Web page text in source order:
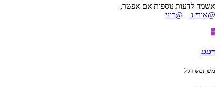
אשמח לדעות נוספות אם אפשר,
@אורי ג. , @רוני
ד
דגגגג
משתמש רגיל